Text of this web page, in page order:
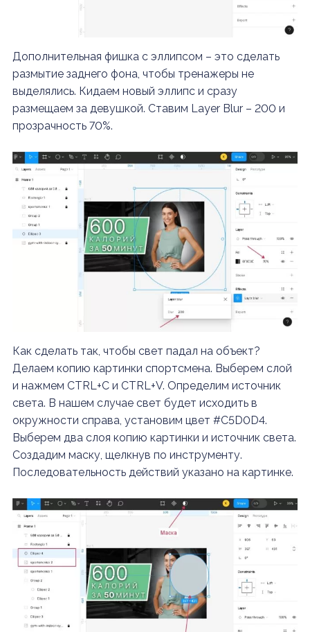
Дополнительная фишка с эллипсом – это сделать
размытие заднего фона, чтобы тренажеры не
выделялись. Кидаем новый эллипс и сразу
размещаем за девушкой. Ставим Layer Blur – 200 и
прозрачность 70%.
Как сделать так, чтобы свет падал на объект?
Делаем копию картинки спортсмена. Выберем слой
и нажмем CTRL+C и CTRL+V. Определим источник
света. В нашем случае свет будет исходить в
окружности справа, установим цвет #C5D0D4.
Выберем два слоя копию картинки и источник света.
Создадим маску, щелкнув по инструменту.
Последовательность действий указано на картинке.